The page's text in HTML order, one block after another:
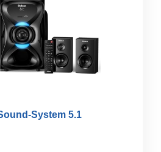
System 5.1